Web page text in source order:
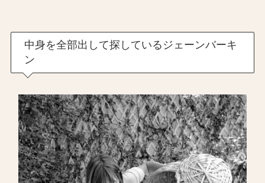
中身を全部出して探しているジェーンバーキ
ン